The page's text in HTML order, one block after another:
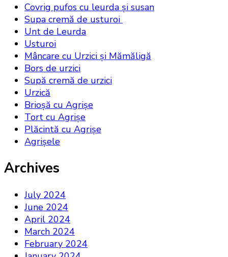
Covrig pufos cu leurda și susan
Supa cremă de usturoi
Unt de Leurda
Usturoi
Mâncare cu Urzici și Mămăligă
Bors de urzici
Supă cremă de urzici
Urzică
Brioșă cu Agrișe
Tort cu Agrișe
Plăcintă cu Agrișe
Agrișele
Archives
July 2024
June 2024
April 2024
March 2024
February 2024